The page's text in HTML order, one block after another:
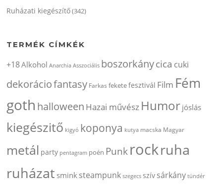
Ruházati kiegészítő(342)
TERMÉK CÍMKÉK
+18Alkohol Anarchia Asszociális boszorkánycica cuki
dekoráciofantasy Farkas feketefesztivál Film Fém
goth halloween Hazai művész Humor jóslás
kiegészitő kigyó koponya kutya macska Magyar
metál party pentagram poén Punkrockruha
ruházat smink steampunk szegecs szív sárkány tündér